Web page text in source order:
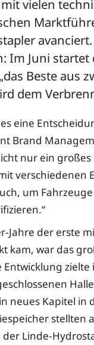
vielen
Im Juni
Beste aus
dem
eine
Brand
nur ein
verschiedenen
um
Jahre der erste
kam, war das
Entwicklung
neues Kapitel
stellten
der Linde-